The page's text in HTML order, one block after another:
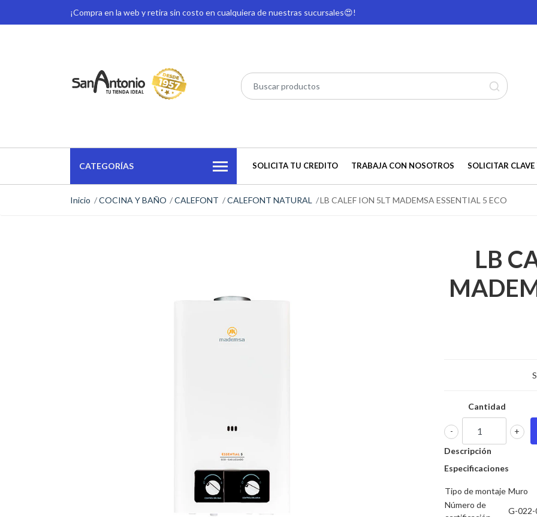
¡Compra en la web y retira sin costo en cualquiera de nuestras sucursales😍!
CATEGORÍAS SOLICITA TU CREDITO TRABAJA CON NOSOTROS SOLICITAR CLAVE
Inicio COCINA Y BAÑO CALEFONT CALEFONT NATURAL LB CALEF ION 5LT MADEMSA ESSENTIAL 5 ECO
LB
Cantidad
+
-
Descripción
Especificaciones
Tipo de montaje Muro
Número de
G-